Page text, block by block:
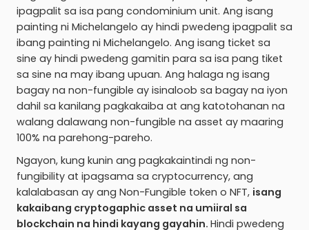
ipagpalit sa isa pang condominium unit. Ang isang
painting ni Michelangelo ay hindi pwedeng ipagpalit sa
ibang painting ni Michelangelo. Ang isang ticket sa
sine ay hindi pwedeng gamitin para sa isa pang tiket
sa sine na may ibang upuan. Ang halaga ng isang
bagay na non-fungible ay isinaloob sa bagay na iyon
dahil sa kanilang pagkakaiba at ang katotohanan na
walang dalawang non-fungible na asset ay maaring
100% na parehong-pareho.
Ngayon, kung kunin ang pagkakaintindi ng non-
fungibility at ipagsama sa cryptocurrency, ang
kalalabasan ay ang Non-Fungible token o NFT, isang
kakaibang cryptogaphic asset na umiiral sa
blockchain na hindi kayang gayahin. Hindi pwedeng